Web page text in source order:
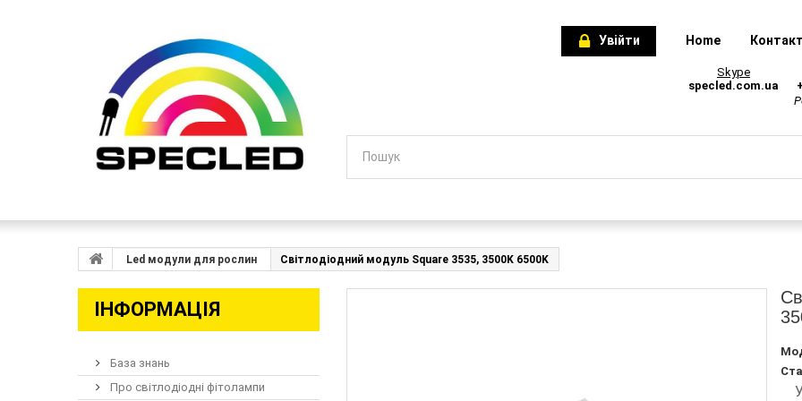
Home
Увійти
Skype
specled.com.ua
Led модули для рослин Світлодіодний модуль Square 3535, 3500K 6500K
ІНФОРМАЦІЯ
База знань
Про світлодіодні фітолампи